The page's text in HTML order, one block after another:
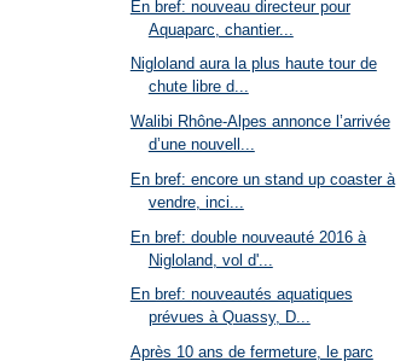
En bref: nouveau directeur pour
Aquaparc, chantier...
Nigloland aura la plus haute tour de
chute libre d...
Walibi Rhône-Alpes annonce l’arrivée
d’une nouvell...
En bref: encore un stand up coaster à
vendre, inci...
En bref: double nouveauté 2016 à
Nigloland, vol d'...
En bref: nouveautés aquatiques
prévues à Quassy, D...
Après 10 ans de fermeture, le parc